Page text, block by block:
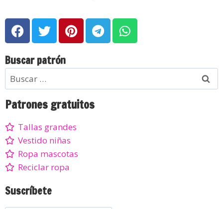
Buscar patrón
Patrones gratuitos
Tallas grandes
Vestido niñas
Ropa mascotas
Reciclar ropa
Suscríbete